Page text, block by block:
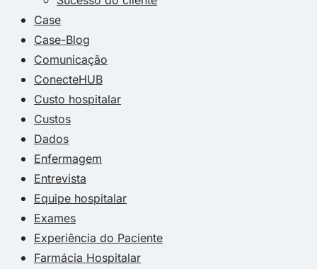
Case
Case-Blog
Comunicação
ConecteHUB
Custo hospitalar
Custos
Dados
Enfermagem
Entrevista
Equipe hospitalar
Exames
Experiência do Paciente
Farmácia Hospitalar